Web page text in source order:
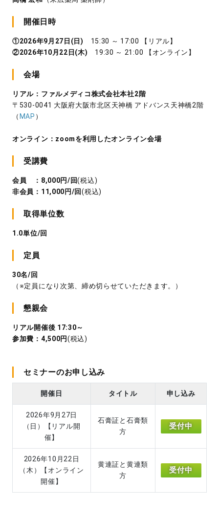
開催日時
①2026年9月27日(日)
15:30 ～ 17:00 【リアル】
②2026年10月22日(木) 19:30 ～ 21:00 【オンライン】
会場
リアル：ファルメディコ株式会社本社2階
〒530-0041 大阪府大阪市北区天神橋 アドバンス天神橋2階
（ MAP ）
オンライン：zoomを利用したオンライン会場
受講費
会員 ：8,000円/回(税込)
非会員：11,000円/回(税込)
取得単位数
1.0単位/回
定員
30名/回
（※定員になり次第、締め切らせていただきます。）
懇親会
リアル開催後 17:30～
参加費：4,500円(税込)
セミナーのお申し込み
開催日 タイトル 申し込み
2026年9月27日
（日）【リアル開
催】
石膏証と石膏類
方
受付中
2026年10月22日
（木）【オンライン
開催】
黄連証と黄連類
方
受付中